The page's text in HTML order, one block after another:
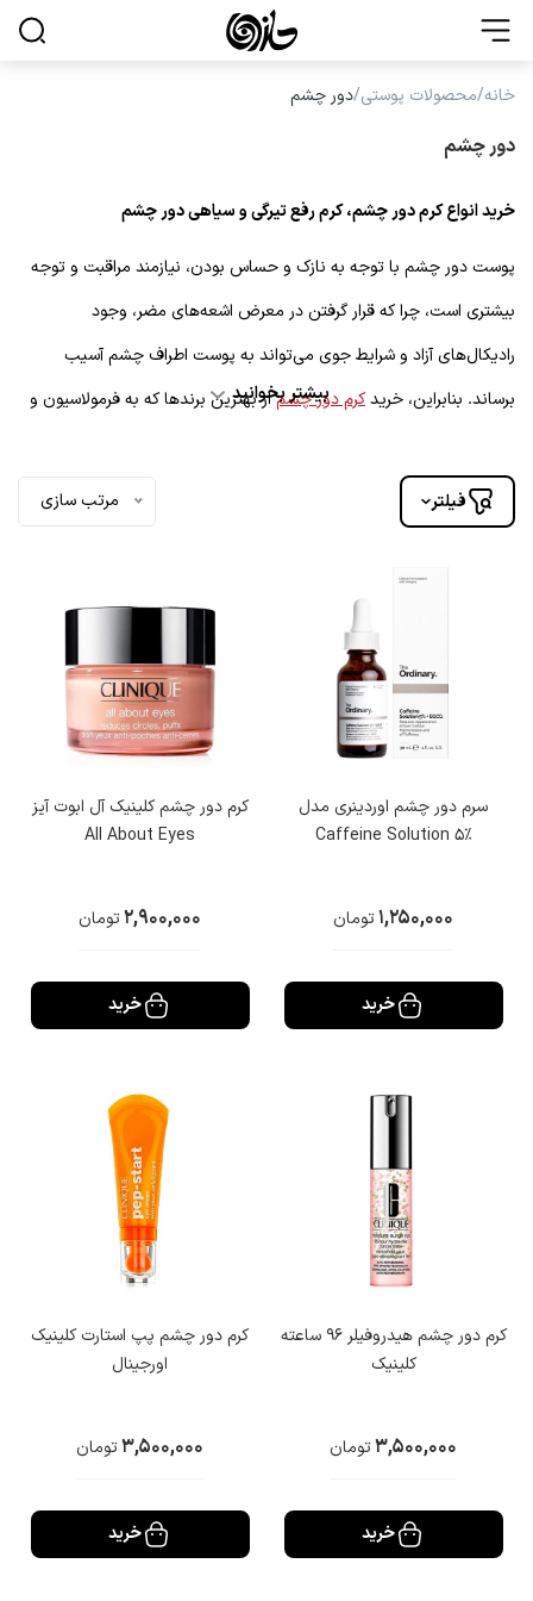
Products
محصولات پوستی
مراقبت بدن
مراقبت مو
برندها
خانه/محصولات پوستی/دور چشم
دور چشم
خرید انواع کرم دور چشم، کرم رفع تیرگی و سیاهی دور چشم
پوست دور چشم با توجه به نازک و حساس بودن، نیازمند مراقبت و توجه
بیشتری است، چرا که قرار گرفتن در معرض اشعه‌های مضر، وجود
رادیکال‌های آزاد و شرایط جوی می‌تواند به پوست اطراف چشم آسیب
برساند. بنابراین، خریدکرم دور چشماز بهترین برندها که به فرمولاسیون و
می‌دهند، بسیار اهمیت دارد. بافت کرم دور چشم باید سبک و با جذب سریع
باشد تا بدون ایجاد احساس سنگینی، به درمان مشکلات پوست دور چشم
آبرسان زیر چشم با توجه به فرمولاسیون های خاصی تولید شده اند تا به
برطرف کردن انواع مشکلات پرداخته و به لطافت و نرمی پوست دور چشم
کمک کنند.
استفاده از کرم آبرسان دور چشم به حفظ رطوبت این ناحیه کمک کرده و از
خشکی و ایجاد چروک جلوگیری می‌کند. این کرم‌ها با ترکیبات مرطوب‌ کننده
خاص خود، باعث شادابی و نرمی پوست می‌شوند و در نتیجه، تاثیر زیادی
ناحیه مواجه هستند، استفاده از کرم آبرسان دور چشم می‌تواند راه‌ حلی موثر
کرم ضد چروک دور چشم
کرم‌های ضد چروک دور چشم به طور ویژه برای مقابله با خطوط ریز و چین
و چروک ‌های ناحیه حساس اطراف چشم طراحی شده‌اند. این کرم‌ها با
ترکیبات مغذی مانند رتینول، سرامیدها، و گلیسیرین، علاوه بر رطوبت
پوست بسیار مهم است، زیرا افراد در گروه‌های سنی مختلف به ترکیبات
متفاوتی نیاز دارند. برخی از کرم‌ها نه تنها خاصیت ضد چروکی دارند بلکه
بیشتر بخوانید
فیلتر مرتب سازی
سرم دور چشم اوردینری مدل
Caffeine Solution 5%
1,250,000تومان
خرید
کرم دور چشم کلینیک آل ابوت آیز
All About Eyes
2,900,000تومان
خرید
کرم دور چشم هیدروفیلر ۹۶ ساعته
کلینیک
3,500,000تومان
خرید
کرم دور چشم پپ استارت کلینیک
اورجینال
3,500,000تومان
خرید